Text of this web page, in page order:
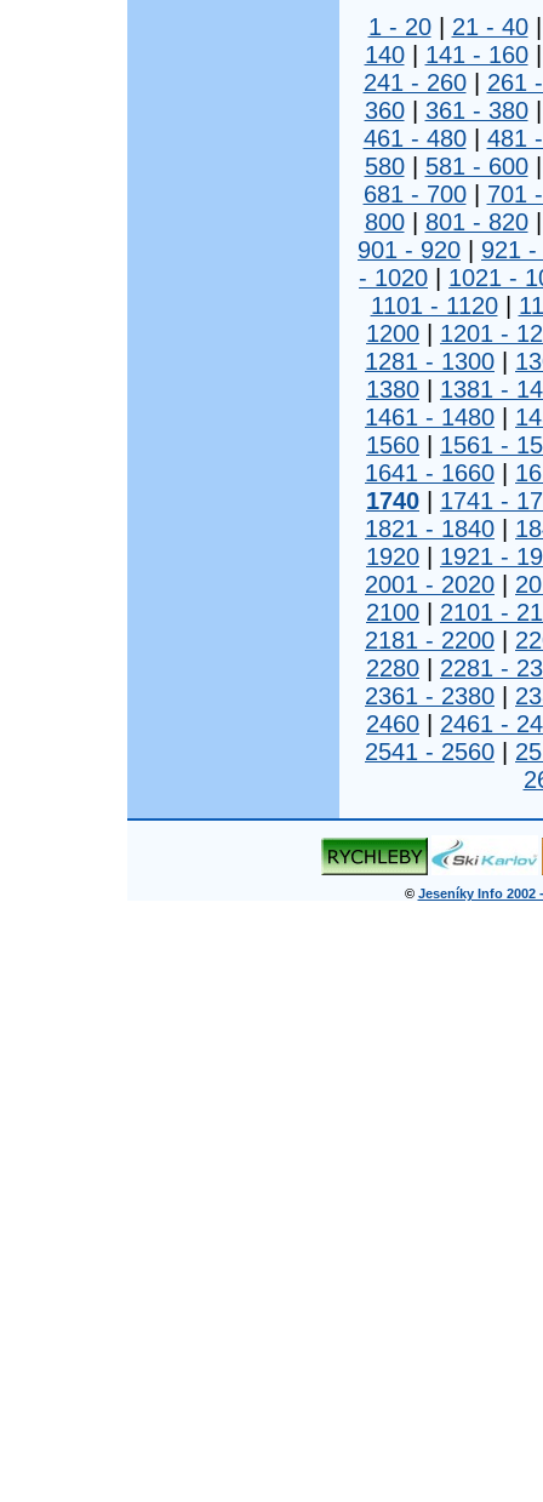
1 - 20| 21 - 40
140| 141 - 160
241 - 260| 261
360| 361 - 380
461 - 480| 481
580| 581 - 600
681 - 700| 701
800| 801 - 820
901 - 920
921 -
- 1020
1021 -
1101 - 1120|
1200
1201 -
1281 - 1300
1380
1381 -
1461 - 1480
1560
1561 -
1641 - 1660
1740
1741 -
1821 - 1840
1920
1921 -
2001 - 2020
2100
2101 -
2181 - 2200
2280
2281 -
2361 - 2380
2460
2461 -
2541 - 2560
© Jeseníky Info 2002